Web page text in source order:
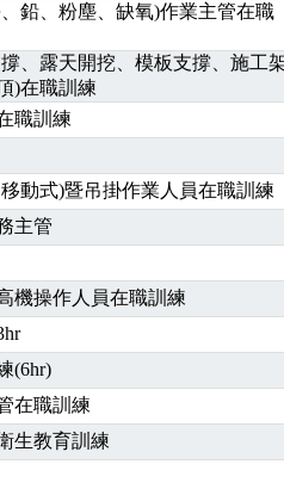
鉛、粉塵、缺氧)作業主管在職
、露天開挖、模板支撐、施工
)在職訓練
職訓練
動式)暨吊掛作業人員在職訓練
主管
機操作人員在職訓練
(6hr)
在職訓練
生教育訓練